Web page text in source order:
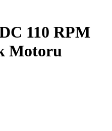
110 RPM
Motoru